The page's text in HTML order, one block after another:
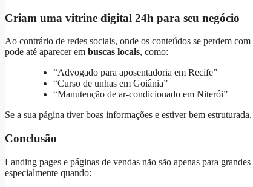
Criam uma vitrine digital 24h para seu negócio
Ao contrário de redes sociais, onde os conteúdos se perdem
pode até aparecer em buscas locais, como:
“Advogado para aposentadoria em Recife”
“Curso de unhas em Goiânia”
“Manutenção de ar-condicionado em Niterói”
Se a sua página tiver boas informações e estiver bem
Conclusão
Landing pages e páginas de vendas não são apenas para
especialmente quando: